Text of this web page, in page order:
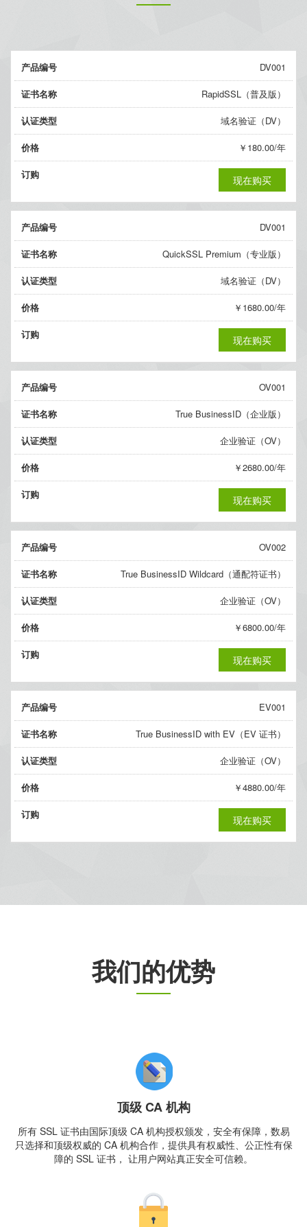
产品编号 DV001
证书名称 RapidSSL（普及版）
认证类型 域名验证（DV）
价格 ￥180.00/年
订购 现在购买
产品编号 DV001
证书名称 QuickSSL Premium（专业版）
认证类型 域名验证（DV）
价格 ￥1680.00/年
订购 现在购买
产品编号 OV001
证书名称 True BusinessID（企业版）
认证类型 企业验证（OV）
价格 ￥2680.00/年
订购 现在购买
产品编号 OV002
证书名称 True BusinessID Wildcard（通配符证书）
认证类型 企业验证（OV）
价格 ￥6800.00/年
订购 现在购买
产品编号 EV001
证书名称 True BusinessID with EV（EV 证书）
认证类型 企业验证（OV）
价格 ￥4880.00/年
订购 现在购买
我们的优势
顶级 CA 机构
所有 SSL 证书由国际顶级 CA 机构授权颁发，安全有保障，数易
只选择和顶级权威的 CA 机构合作，提供具有权威性、公正性有保
障的 SSL 证书， 让用户网站真正安全可信赖。